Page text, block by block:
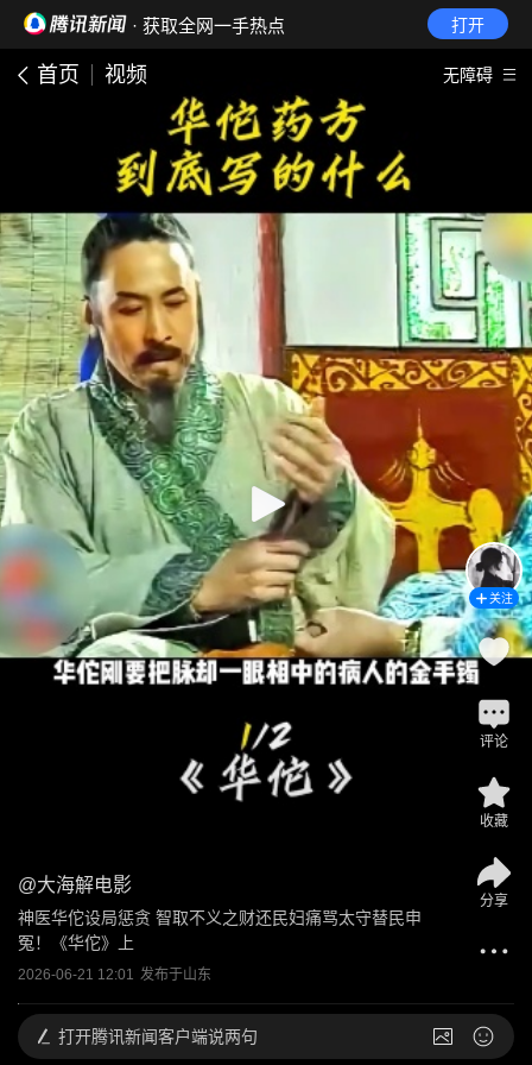
· 获取全网一手热点 打开
首页 视频 无障碍
@大海解电影
神医华佗设局惩贪 智取不义之财还民妇痛骂太守替民申
冤！《华佗》上
2026-06-21 12:01 发布于山东
关注
评论
收藏
分享
打开腾讯新闻客户端说两句